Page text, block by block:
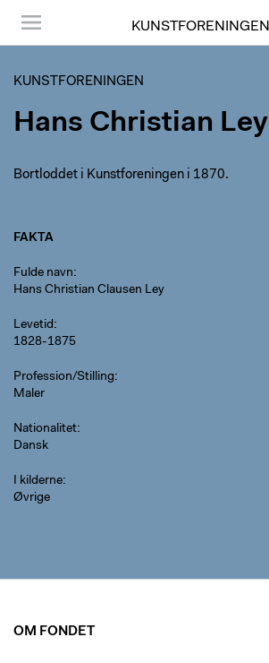
KUNSTFORENINGEN
KUNSTFORENINGEN
Hans Christian Ley
Bortloddet i Kunstforeningen i 1870.
FAKTA
Fulde navn
Hans Christian Clausen Ley
Levetid
1828-1875
Profession/Stilling
Maler
Nationalitet
Dansk
I kilderne
Øvrige
OM FONDET